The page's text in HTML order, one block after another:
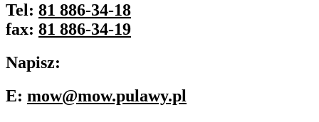
Tel: 81 886-34-18
fax: 81 886-34-19
Napisz:
E: mow@mow.pulawy.pl